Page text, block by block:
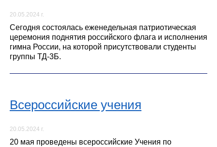
20.05.2024 г.
Сегодня состоялась еженедельная патриотическая
церемония поднятия российского флага и исполнения
гимна России, на которой присутствовали студенты
группы ТД-3Б.
Всероссийские учения
20.05.2024 г.
20 мая проведены всероссийские Учения по